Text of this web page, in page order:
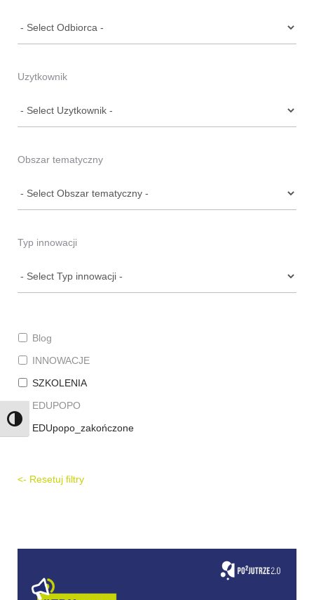
Uzytkownik
Obszar tematyczny
Typ innowacji
Blog
INNOWACJE
SZKOLENIA
EDUPOPO
EDUpopo_zakończone
<- Resetuj filtry
Toggle High Contrast